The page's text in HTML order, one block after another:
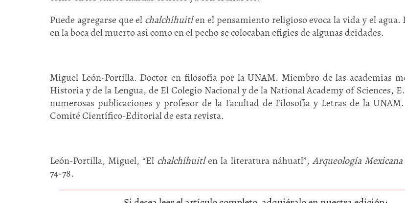
Puede agregarse que el chalchíhuitlen el pensamiento religioso evoca la vida y el agua.
en la boca del muerto así como en el pecho se colocaban efigies de algunas deidades.
Miguel León-Portilla. Doctor en filosofía por la UNAM. Miembro de las academias
Historia y de la Lengua, de El Colegio Nacional y de la National Academy of Sciences,
numerosas publicaciones y profesor de la Facultad de Filosofía y Letras de la
Comité Científico-Editorial de esta revista.
León-Portilla, Miguel, “El chalchíhuitlen la literatura náhuatl”, Arqueología Mexicana
74-78.